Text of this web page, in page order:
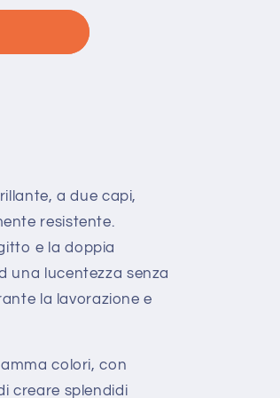
a due capi,
resistente.
e la doppia
una lucentezza senza
la lavorazione e
colori, con
creare splendidi